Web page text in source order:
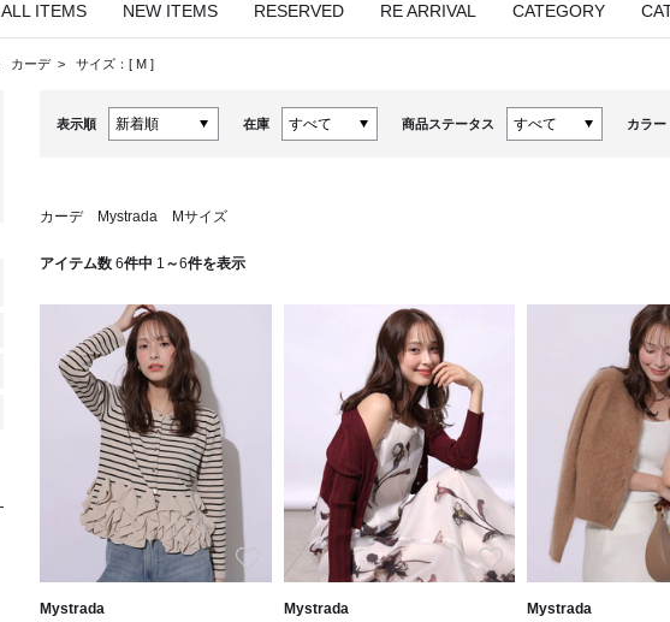
ALL ITEMS NEW ITEMS RESERVED RE ARRIVAL CATEGORY
カーデ サイズ：[ M ]
表示順 在庫 商品ステータス カラー
カーデ Mystrada Mサイズ
アイテム数 6件中 1 ～6件を表示
お気に入り
Mystrada
お気に入り
Mystrada
Mystrada